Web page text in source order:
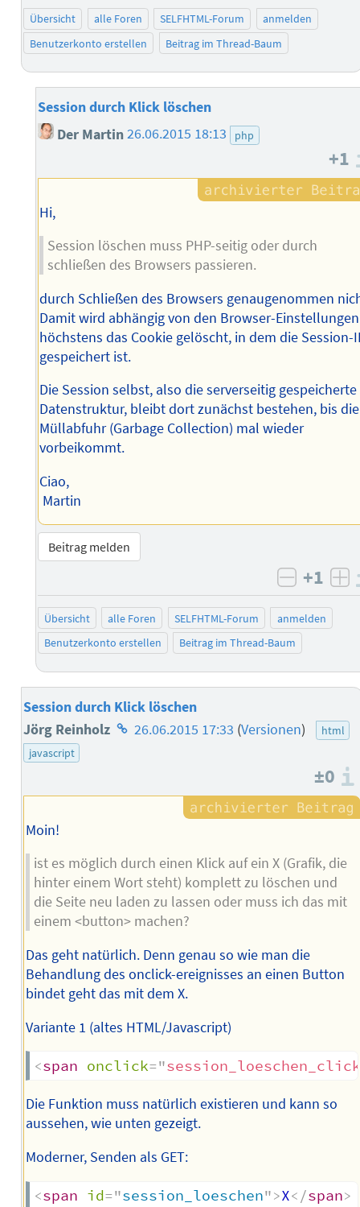
Übersicht alle Foren SELFHTML-Forum
anmelden
Benutzerkonto erstellen
Beitrag im Thread-Baum
Session durch Klick löschen
Der Martin26.06.2015 18:13 php
+1
Hi,
Session löschen muss PHP-seitig oder durch
schließen des Browsers passieren.
durch Schließen des Browsers genaugenommen
Damit wird abhängig von den Browser-Einstellungen
höchstens das Cookie gelöscht, in dem die Session-
gespeichert ist.
Die Session selbst, also die serverseitig gespeicherte
Datenstruktur, bleibt dort zunächst bestehen, bis die
Müllabfuhr (Garbage Collection) mal wieder
vorbeikommt.
Ciao,
Martin
Beitrag melden
negativ
+1
Übersicht alle Foren SELFHTML-Forum
anmelden
Benutzerkonto erstellen
Beitrag im Thread-Baum
Session durch Klick löschen
Jörg Reinholz Homepage
26.06.2015 17:33 (Versionen)
html
javascript
±0
Moin!
ist es möglich durch einen Klick auf ein X (Grafik, die
hinter einem Wort steht) komplett zu löschen und
die Seite neu laden zu lassen oder muss ich das mit
einem <button> machen?
Das geht natürlich. Denn genau so wie man die
Behandlung des onclick-ereignisses an einen Button
bindet geht das mit dem X.
Variante 1 (altes HTML/Javascript)
<span onclick="session_loeschen_click
Die Funktion muss natürlich existieren und kann so
aussehen, wie unten gezeigt.
Moderner, Senden als GET:
<span id="session_loeschen">X</span>